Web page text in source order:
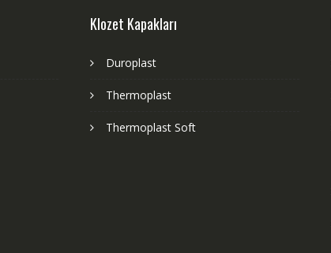
Klozet Kapakları
Duroplast
Thermoplast
Thermoplast Soft